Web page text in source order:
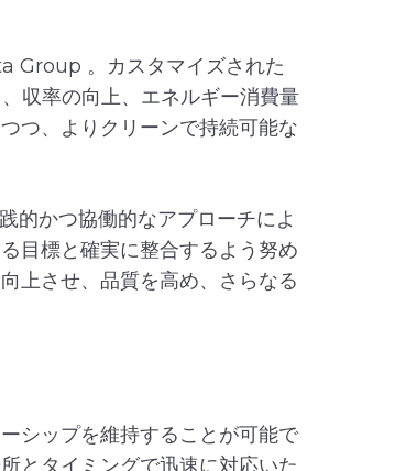
Group 。カスタマイズされた
収率の向上、エネルギー消費量
つ、よりクリーンで持続可能な
的かつ協働的なアプローチによ
目標と確実に整合するよう努め
上させ、品質を高め、さらなる
シップを維持することが可能で
とタイミングで迅速に対応いた